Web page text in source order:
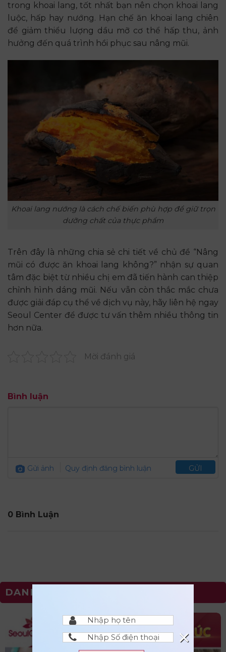
trong khoai lang, tốt nhất bạn nên chọn khoai lang
luộc, hấp hay nướng. Hạn chế ăn khoai lang chiên
để giảm thiểu lượng dầu mỡ cơ thể hấp thu, ảnh
hưởng đến quá trình hồi phục sau nâng mũi.
Khoai lang nướng là cách chế biến phù hợp để giữ trọn
dưỡng chất của thực phẩm
Trên đây là những chia sẻ chi tiết về chủ đề “Nâng
mũi có được ăn khoai lang không?” nhận sự quan
tâm đặc biệt từ nhiều chị em đã tiến hành can thiệp
chỉnh hình dáng mũi. Nếu vẫn còn thắc mắc chưa
được giải đáp cụ thể về dịch vụ này, hãy liên hệ ngay
Seoul Center để được tư vấn thêm nhiều thông tin
hơn nữa.
Mời đánh giá
Bình luận
Gửi ảnh Quy định đăng bình luận GỬI
0 Bình Luận
DANH SÁCH DỊCH VỤ
×